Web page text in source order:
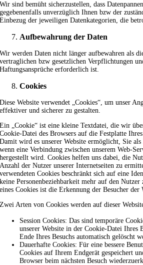
Wir sind bemüht sicherzustellen, dass
gegebenenfalls unverzüglich Ihnen bzw der
Einbezug der jeweiligen Datenkategorien, die
Aufbewahrung der Daten
Wir werden Daten nicht länger aufbewahren als
vertraglichen bzw gesetzlichen Verpflichtungen
Haftungsansprüche erforderlich ist.
Cookies
Diese Website verwendet „Cookies“, um unser
effektiver und sicherer zu gestalten.
Ein „Cookie“ ist eine kleine Textdatei, die wir
Cookie-Datei des Browsers auf die Festplatte
Damit wird es unserer Website ermöglicht, Sie
wenn eine Verbindung zwischen unserem Web-
hergestellt wird. Cookies helfen uns dabei, die
Anzahl der Nutzer unserer Internetseiten zu
verwendeten Cookies beschränkt sich auf eine
keine Personenbeziehbarkeit mehr auf den
eines Cookies ist die Erkennung der Besucher der
Zwei Arten von Cookies werden auf dieser
Session Cookies: Das sind temporäre
unserer Website in der Cookie-Datei Ihres
Ende Ihres Besuchs automatisch gelöscht
Dauerhafte Cookies: Für eine bessere
Cookies auf Ihrem Endgerät gespeichert
Browser beim nächsten Besuch